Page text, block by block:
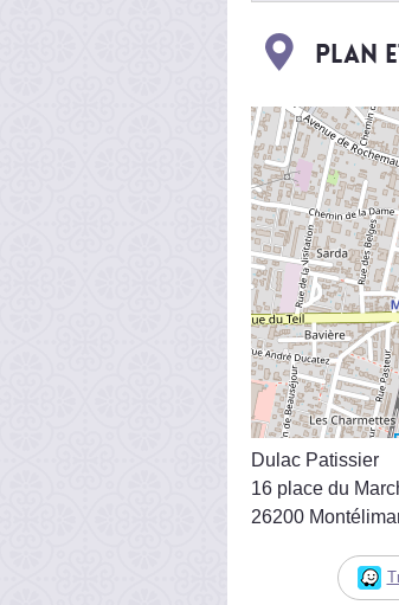
Plan
Dulac Patissier
16 place du
26200